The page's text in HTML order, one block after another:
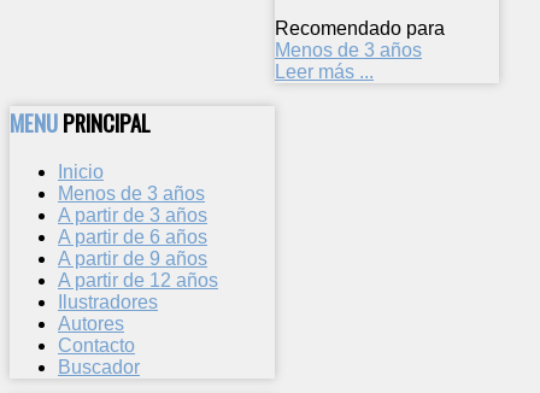
Recomendado para
Menos de 3 años
Leer más ...
MENUPRINCIPAL
Inicio
Menos de 3 años
A partir de 3 años
A partir de 6 años
A partir de 9 años
A partir de 12 años
Ilustradores
Autores
Contacto
Buscador